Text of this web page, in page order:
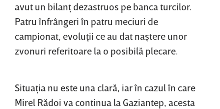
avut un bilanţ dezastruos pe banca turcilor.
Patru înfrângeri în patru meciuri de
campionat, evoluţii ce au dat naştere unor
zvonuri referitoare la o posibilă plecare.
Situaţia nu este una clară, iar în cazul în care
Mirel Rădoi va continua la Gaziantep, acesta